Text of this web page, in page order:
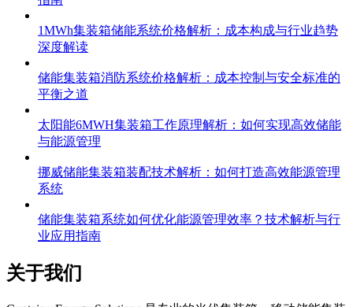
1MWh集装箱储能系统价格解析：成本构成与行业趋势
深度解读
储能集装箱消防系统价格解析：成本控制与安全标准的
平衡之道
太阳能6MWH集装箱工作原理解析：如何实现高效储能
与能源管理
挪威储能集装箱装配技术解析：如何打造高效能源管理
系统
储能集装箱系统如何优化能源管理效率？技术解析与行
业应用指南
关于我们